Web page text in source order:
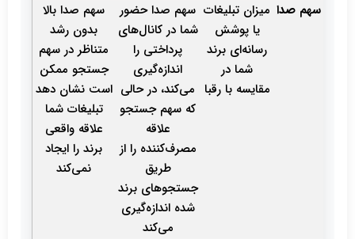
سهم صدا میزان تبلیغات
یا پوشش
رسانه‌ای برند
شما در
مقایسه با رقبا
سهم صدا حضور
شما در کانال‌های
پرداختی را
اندازه‌گیری
می‌کند، در حالی
که سهم جستجو
علاقه
مصرف‌کننده را از
طریق
جستجوهای برند
شده اندازه‌گیری
می‌کند
سهم صدا بالا
بدون رشد
متناظر در سهم
جستجو ممکن
است نشان دهد
تبلیغات شما
علاقه واقعی
برند را ایجاد
نمی‌کند